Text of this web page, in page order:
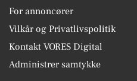
For annoncører
Vilkår og Privatlivspolitik
Kontakt VORES Digital
Administrer samtykke